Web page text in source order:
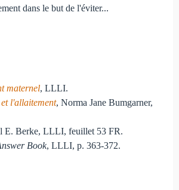
dans le but de l'éviter...
maternel, LLLI.
l'allaitement, Norma Jane Bumgarner,
E. Berke, LLLI, feuillet 53 FR.
Book, LLLI, p. 363-372.